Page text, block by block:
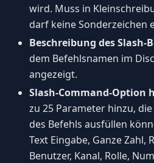
wird. Muss in
darf keine Sonderzeichen
Beschreibung des Slash-
dem Befehlsnamen im
angezeigt.
Slash-Command-Option
zu 25 Parameter hinzu,
des Befehls ausfüllen
Text Eingabe, Ganze Zahl,
Benutzer, Kanal, Rolle,